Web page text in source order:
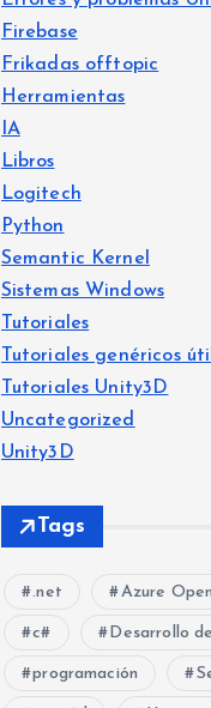
Firebase
Frikadas offtopic
Herramientas
IA
Libros
Logitech
Python
Semantic Kernel
Sistemas Windows
Tutoriales
Tutoriales genéricos
Tutoriales Unity3D
Uncategorized
Unity3D
Tags
.net Azure
c# Desarrollo
programación